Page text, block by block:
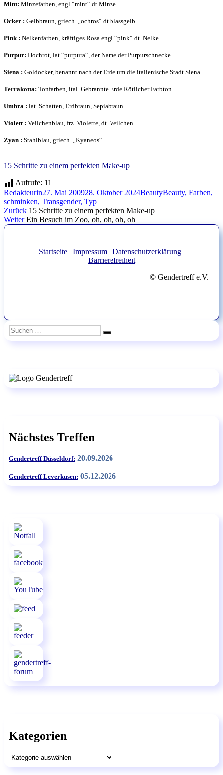
Mint: Minzefarben, engl.“mint“ dt.Minze
Ocker : Gelbbraun, griech. „ochros“ dt.blassgelb
Pink : Nelkenfarben, kräftiges Rosa engl.“pink“ dt. Nelke
Purpur: Hochrot, lat.“purpura“, der Name der Purpurschnecke
Siena : Goldocker, benannt nach der Erde um die italienische Stadt Siena
Terrakotta: Tonfarben, ital. Gebrannte Erde Rötlicher Farbton
Umbra : lat. Schatten, Erdbraun, Sepiabraun
Violett : Veilchenblau, frz. Violette, dt. Veilchen
Zyan : Stahlblau, griech. „Kyaneos“
15 Schritte zu einem perfekten Make-up
Aufrufe: 11
Autor
RedakteurinVeröffentlicht
am
27. Mai 200928. Oktober 2024Kategorien
BeautySchlagwörter
Beauty, Farben,
schminken, Transgender, Typ
Beitragsnavigation
Zurück Vorheriger
Beitrag:
15 Schritte zu einem perfekten Make-up
Weiter Nächster
Ein Besuch im Zoo, oh, oh, oh, oh
Startseite| Impressum| Datenschutzerklärung|
Barrierefreiheit
© Gendertreff e.V.
Suchen
nach:
Suchen
Nächstes Treffen
Gendertreff Düsseldorf: 20.09.2026
Gendertreff Leverkusen: 05.12.2026
Kategorien
Kategorien